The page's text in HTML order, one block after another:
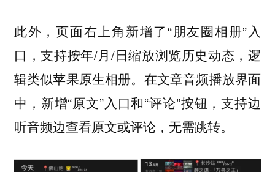
此外，页面右上角新增了“朋友圈相册”入
口，支持按年/月/日缩放浏览历史动态，逻
辑类似苹果原生相册。在文章音频播放界面
中，新增“原文”入口和“评论”按钮，支持边
听音频边查看原文或评论，无需跳转。